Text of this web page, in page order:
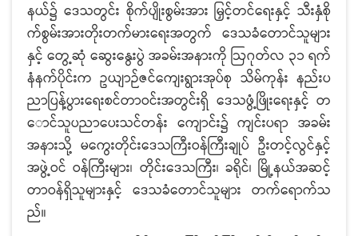
နယ်၌ ဒေသတွင်း စိုက်ပျိုးစွမ်းအား မြှင့်တင်ရေးနှင့် သီးနှံစို
က်စွမ်းအားတိုးတက်မားရေးအတွက် ဒေသခံတောင်သူများ
နှင့် တွေ့ဆုံ ဆွေးနွေးပွဲ အခမ်းအနားကို ဩဂုတ်လ ၃၁ ရက်
နံနက်ပိုင်းက ဥယျာဉ်ဇင်ကျေးရွားအုပ်စု သိမ်ကုန်း နည်းပ
ညာပြန့်ပွားရေးစင်တာဝင်းအတွင်းရှိ ဒေသဖွံ့ဖြိုးရေးနှင့် တ
ောင်သူပညာပေးသင်တန်း ကျောင်း၌ ကျင်းပရာ အခမ်း
အနားသို့ မကွေးတိုင်းဒေသကြီးဝန်ကြီးချုပ် ဦးတင့်လွင်နှင့်
အဖွဲ့ဝင် ဝန်ကြီးများ၊ တိုင်းဒေသကြီး၊ ခရိုင်၊ မြို့နယ်အဆင့်
တာဝန်ရှိသူများနှင့် ဒေသခံတောင်သူများ တက်ရောက်သ
ည်။